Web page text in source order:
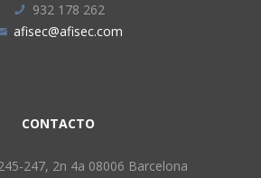
932 178 262
afisec@afisec.com
CONTACTO
247, 2n 4a 08006 Barcelona